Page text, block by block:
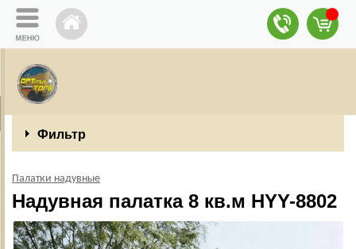
Фильтр
Палатки надувные
Надувная палатка 8 кв.м HYY-8802